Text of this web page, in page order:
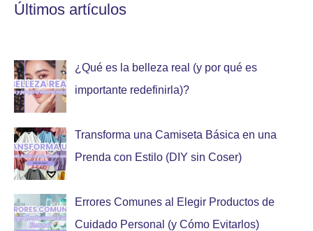
Últimos artículos
¿Qué es la belleza real (y por qué es
importante redefinirla)?
Transforma una Camiseta Básica en una
Prenda con Estilo (DIY sin Coser)
Errores Comunes al Elegir Productos de
Cuidado Personal (y Cómo Evitarlos)